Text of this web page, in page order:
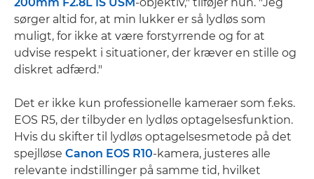
sørger altid for, at min lukker er så lydløs som
muligt, for ikke at være forstyrrende og for at
udvise respekt i situationer, der kræver en stille og
diskret adfærd."
Det er ikke kun professionelle kameraer som f.eks.
EOS R5, der tilbyder en lydløs optagelsesfunktion.
Hvis du skifter til lydløs optagelsesmetode på det
spejlløse Canon EOS R10-kamera, justeres alle
relevante indstillinger på samme tid, hvilket